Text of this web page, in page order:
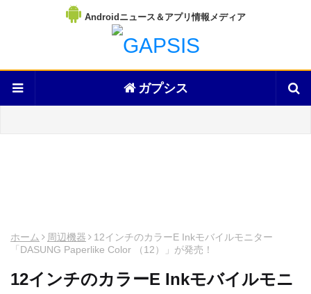
Androidニュース＆アプリ情報メディア
ガプシス
ホーム 周辺機器
12インチのカラーE Inkモバイルモニター
「DASUNG Paperlike Color （12）」が発売！
12インチのカラーE Inkモバイルモニ